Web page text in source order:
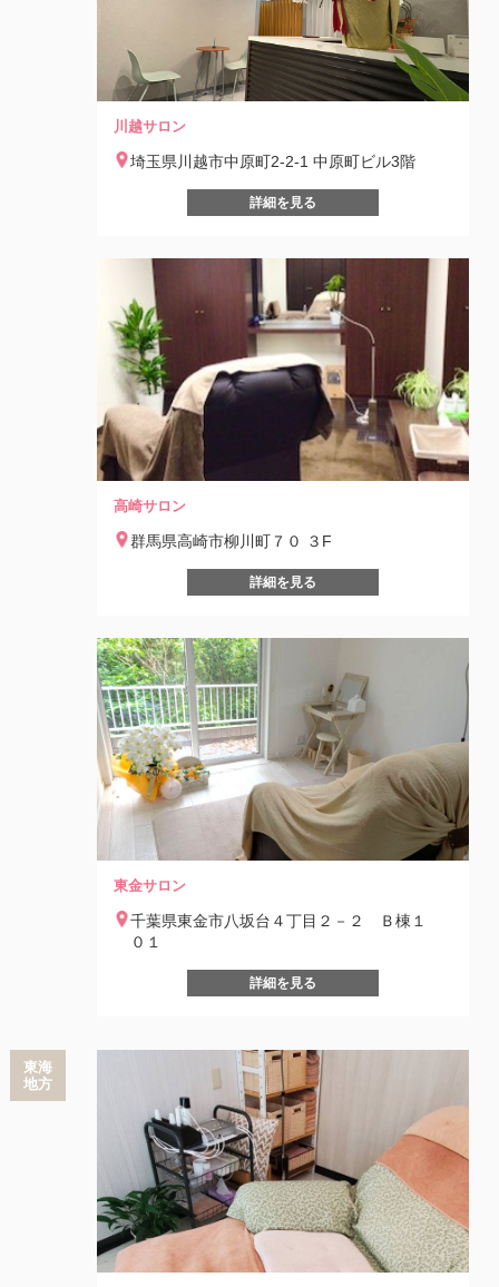
川越サロン
埼玉県川越市中原町2-2-1 中原町ビル3階
詳細を見る
高崎サロン
群馬県高崎市柳川町７０ ３F
詳細を見る
東金サロン
千葉県東金市八坂台４丁目２－２ Ｂ棟１
０１
詳細を見る
東海
地方